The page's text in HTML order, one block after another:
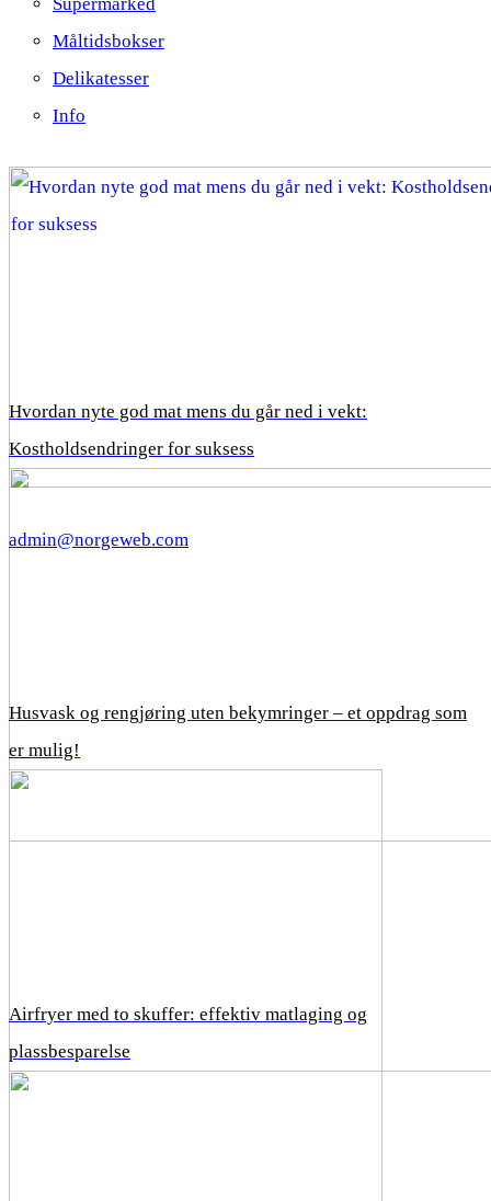
Måltidsbokser
Delikatesser
Info
Hvordan nyte god mat mens du går ned i vekt:
Kostholdsendringer for suksess
Husvask og rengjøring uten bekymringer – et oppdrag som
er mulig!
Airfryer med to skuffer: effektiv matlaging og
plassbesparelse
admin@norgeweb.com